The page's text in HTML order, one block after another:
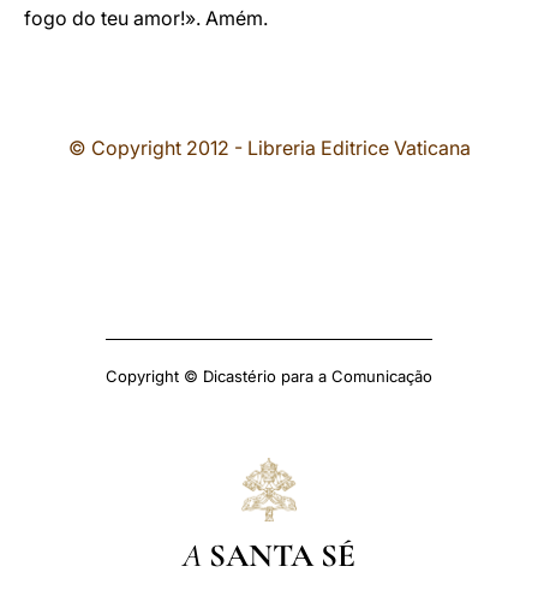
fogo do teu amor!». Amém.
© Copyright 2012 - Libreria Editrice Vaticana
Copyright © Dicastério para a Comunicação
A SANTA SÉ